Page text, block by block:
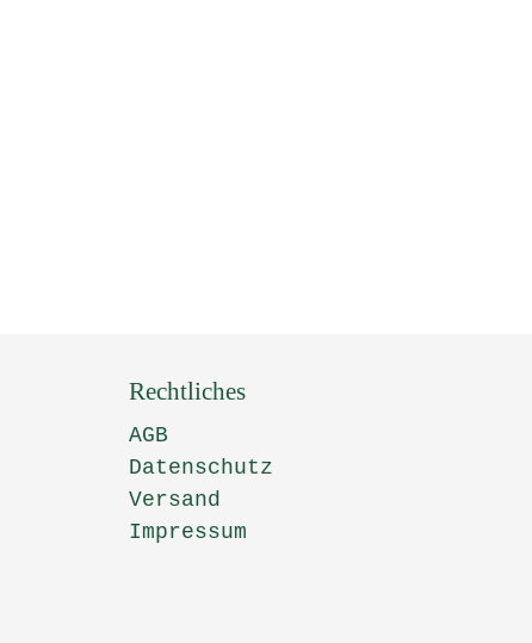
Rechtliches
AGB
Datenschutz
Versand
Impressum